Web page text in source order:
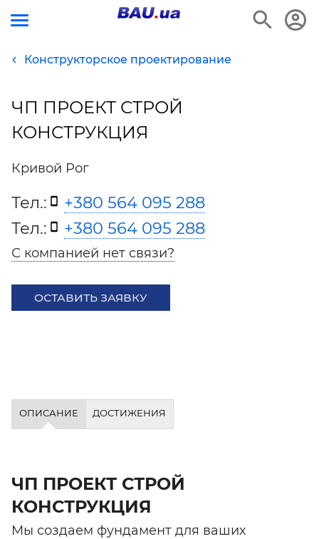
Конструкторское проектирование
ЧП ПРОЕКТ СТРОЙ
КОНСТРУКЦИЯ
Кривой Рог
Тел.:
+380 564 095 288
Тел.:
+380 564 095 288
С компанией нет связи?
ОСТАВИТЬ ЗАЯВКУ
ОПИСАНИЕ ДОСТИЖЕНИЯ
ЧП ПРОЕКТ СТРОЙ
КОНСТРУКЦИЯ
Мы создаем фундамент для ваших